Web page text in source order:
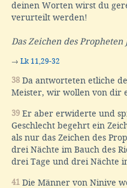
deinen Worten wirst du
verurteilt werden!
Das Zeichen des Propheten
→ Lk 11,29-32
38 Da antworteten etliche
Meister, wir wollen von dir
39 Er aber erwiderte und
Geschlecht begehrt ein
als nur das Zeichen des
drei Nächte im Bauch des
drei Tage und drei Nächte
41 Die Männer von Ninive